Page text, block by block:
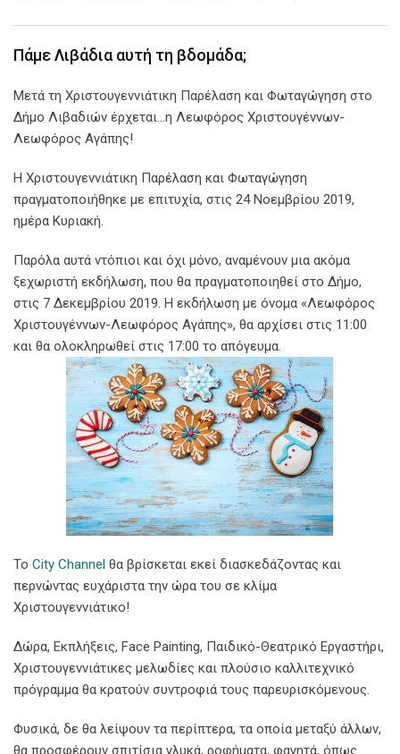
Πάμε Λιβάδια αυτή τη βδομάδα;
Μετά τη Χριστουγεννιάτικη Παρέλαση και Φωταγώγηση στο
Δήμο Λιβαδιών έρχεται…η Λεωφόρος Χριστουγέννων-
Λεωφόρος Αγάπης!
Η Χριστουγεννιάτικη Παρέλαση και Φωταγώγηση
πραγματοποιήθηκε με επιτυχία, στις 24 Νοεμβρίου 2019,
ημέρα Κυριακή.
Παρόλα αυτά ντόπιοι και όχι μόνο, αναμένουν μια ακόμα
ξεχωριστή εκδήλωση, που θα πραγματοποιηθεί στο Δήμο,
στις 7 Δεκεμβρίου 2019. Η εκδήλωση με όνομα «Λεωφόρος
Χριστουγέννων-Λεωφόρος Αγάπης», θα αρχίσει στις 11:00
και θα ολοκληρωθεί στις 17:00 το απόγευμα.
Το City Channel θα βρίσκεται εκεί διασκεδάζοντας και
περνώντας ευχάριστα την ώρα του σε κλίμα
Χριστουγεννιάτικο!
Δώρα, Εκπλήξεις, Face Painting, Παιδικό-Θεατρικό Εργαστήρι,
Χριστουγεννιάτικες μελωδίες και πλούσιο καλλιτεχνικό
πρόγραμμα θα κρατούν συντροφιά τους παρευρισκόμενους.
Φυσικά, δε θα λείψουν τα περίπτερα, τα οποία μεταξύ άλλων,
θα προσφέρουν σπιτίσια γλυκά, ροφήματα, φαγητά, όπως